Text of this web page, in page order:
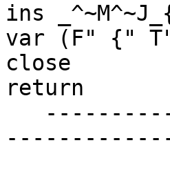
ins
var (F" {"
close
return